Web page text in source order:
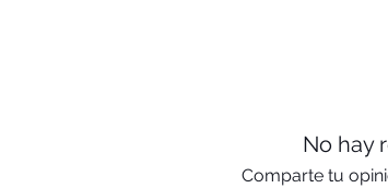
No hay
Comparte tu